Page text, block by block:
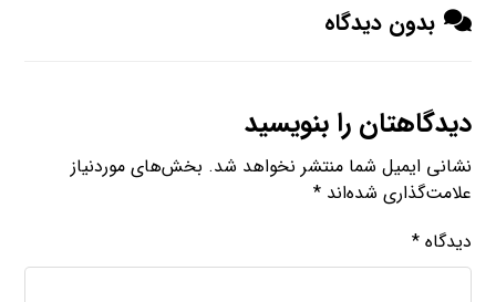
بدون دیدگاه
دیدگاهتان را بنویسید
نشانی ایمیل شما منتشر نخواهد شد. بخش‌های موردنیاز
علامت‌گذاری شده‌اند*
دیدگاه*